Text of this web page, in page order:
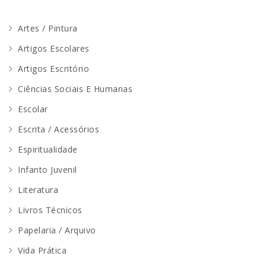
Artes / Pintura
Artigos Escolares
Artigos Escritório
Ciências Sociais E Humanas
Escolar
Escrita / Acessórios
Espiritualidade
Infanto Juvenil
Literatura
Livros Técnicos
Papelaria / Arquivo
Vida Prática